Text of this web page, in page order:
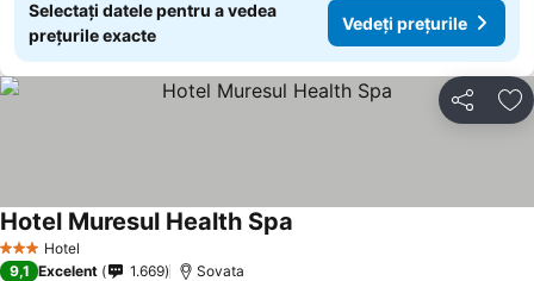
Selectați datele pentru a vedea
prețurile exacte
Vedeți prețurile
Distribuiți
3 SteleHotel
Hotel Muresul Health Spa
9,1 Excelent 1.669 Sovata